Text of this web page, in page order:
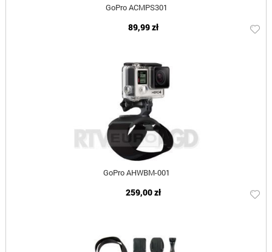
GoPro ACMPS301
89,99 zł
GoPro AHWBM-001
259,00 zł